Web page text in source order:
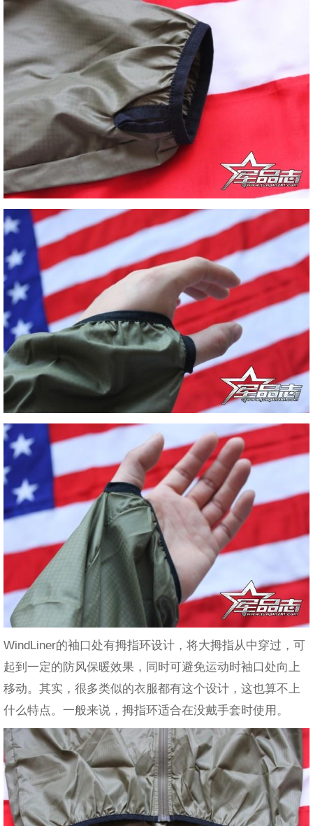
WindLiner的袖口处有拇指环设计，将大拇指从中穿过，可
起到一定的防风保暖效果，同时可避免运动时袖口处向上
移动。其实，很多类似的衣服都有这个设计，这也算不上
什么特点。一般来说，拇指环适合在没戴手套时使用。